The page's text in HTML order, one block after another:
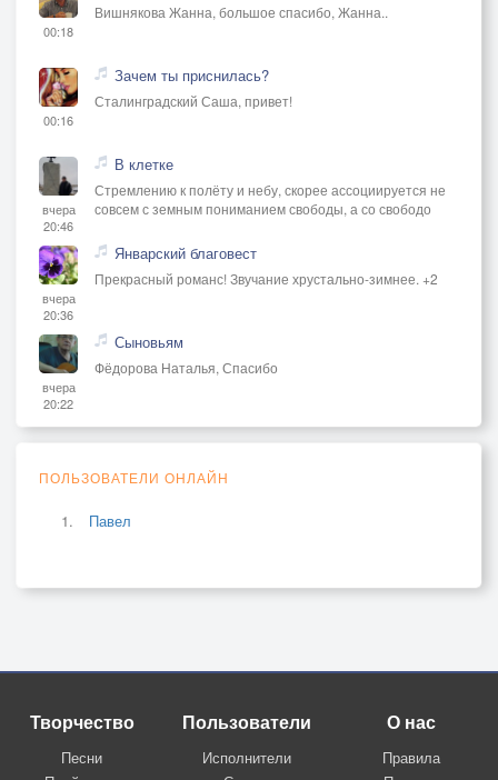
00:18
Вишнякова Жанна, большое спасибо, Жанна..
00:16
Зачем ты приснилась?
Сталинградский Саша, привет!
вчера
20:46
В клетке
Стремлению к полёту и небу, скорее ассоциируется не
совсем с земным пониманием свободы, а со свободо
вчера
20:36
Январский благовест
Прекрасный романс! Звучание хрустально-зимнее. +2
вчера
20:22
Сыновьям
Фёдорова Наталья, Спасибо
ПОЛЬЗОВАТЕЛИ ОНЛАЙН
Павел
Творчество
Песни
Пользователи
Исполнители
О нас
Правила